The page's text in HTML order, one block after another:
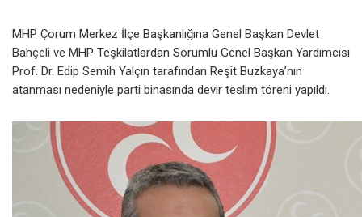
MHP Çorum Merkez İlçe Başkanlığına Genel Başkan Devlet
Bahçeli ve MHP Teşkilatlardan Sorumlu Genel Başkan Yardımcısı
Prof. Dr. Edip Semih Yalçın tarafından Reşit Buzkaya’nın
atanması nedeniyle parti binasında devir teslim töreni yapıldı.